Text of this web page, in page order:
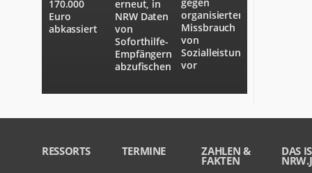
170.000
Euro
abkassiert
erneut, in
NRW Daten
von
Soforthilfe-
Empfängern
abzufischen
organisierten
Missbrauch
von
Sozialleistungen
vor
RESSORTS TERMINE ZAHLEN &
FAKTEN
DAS